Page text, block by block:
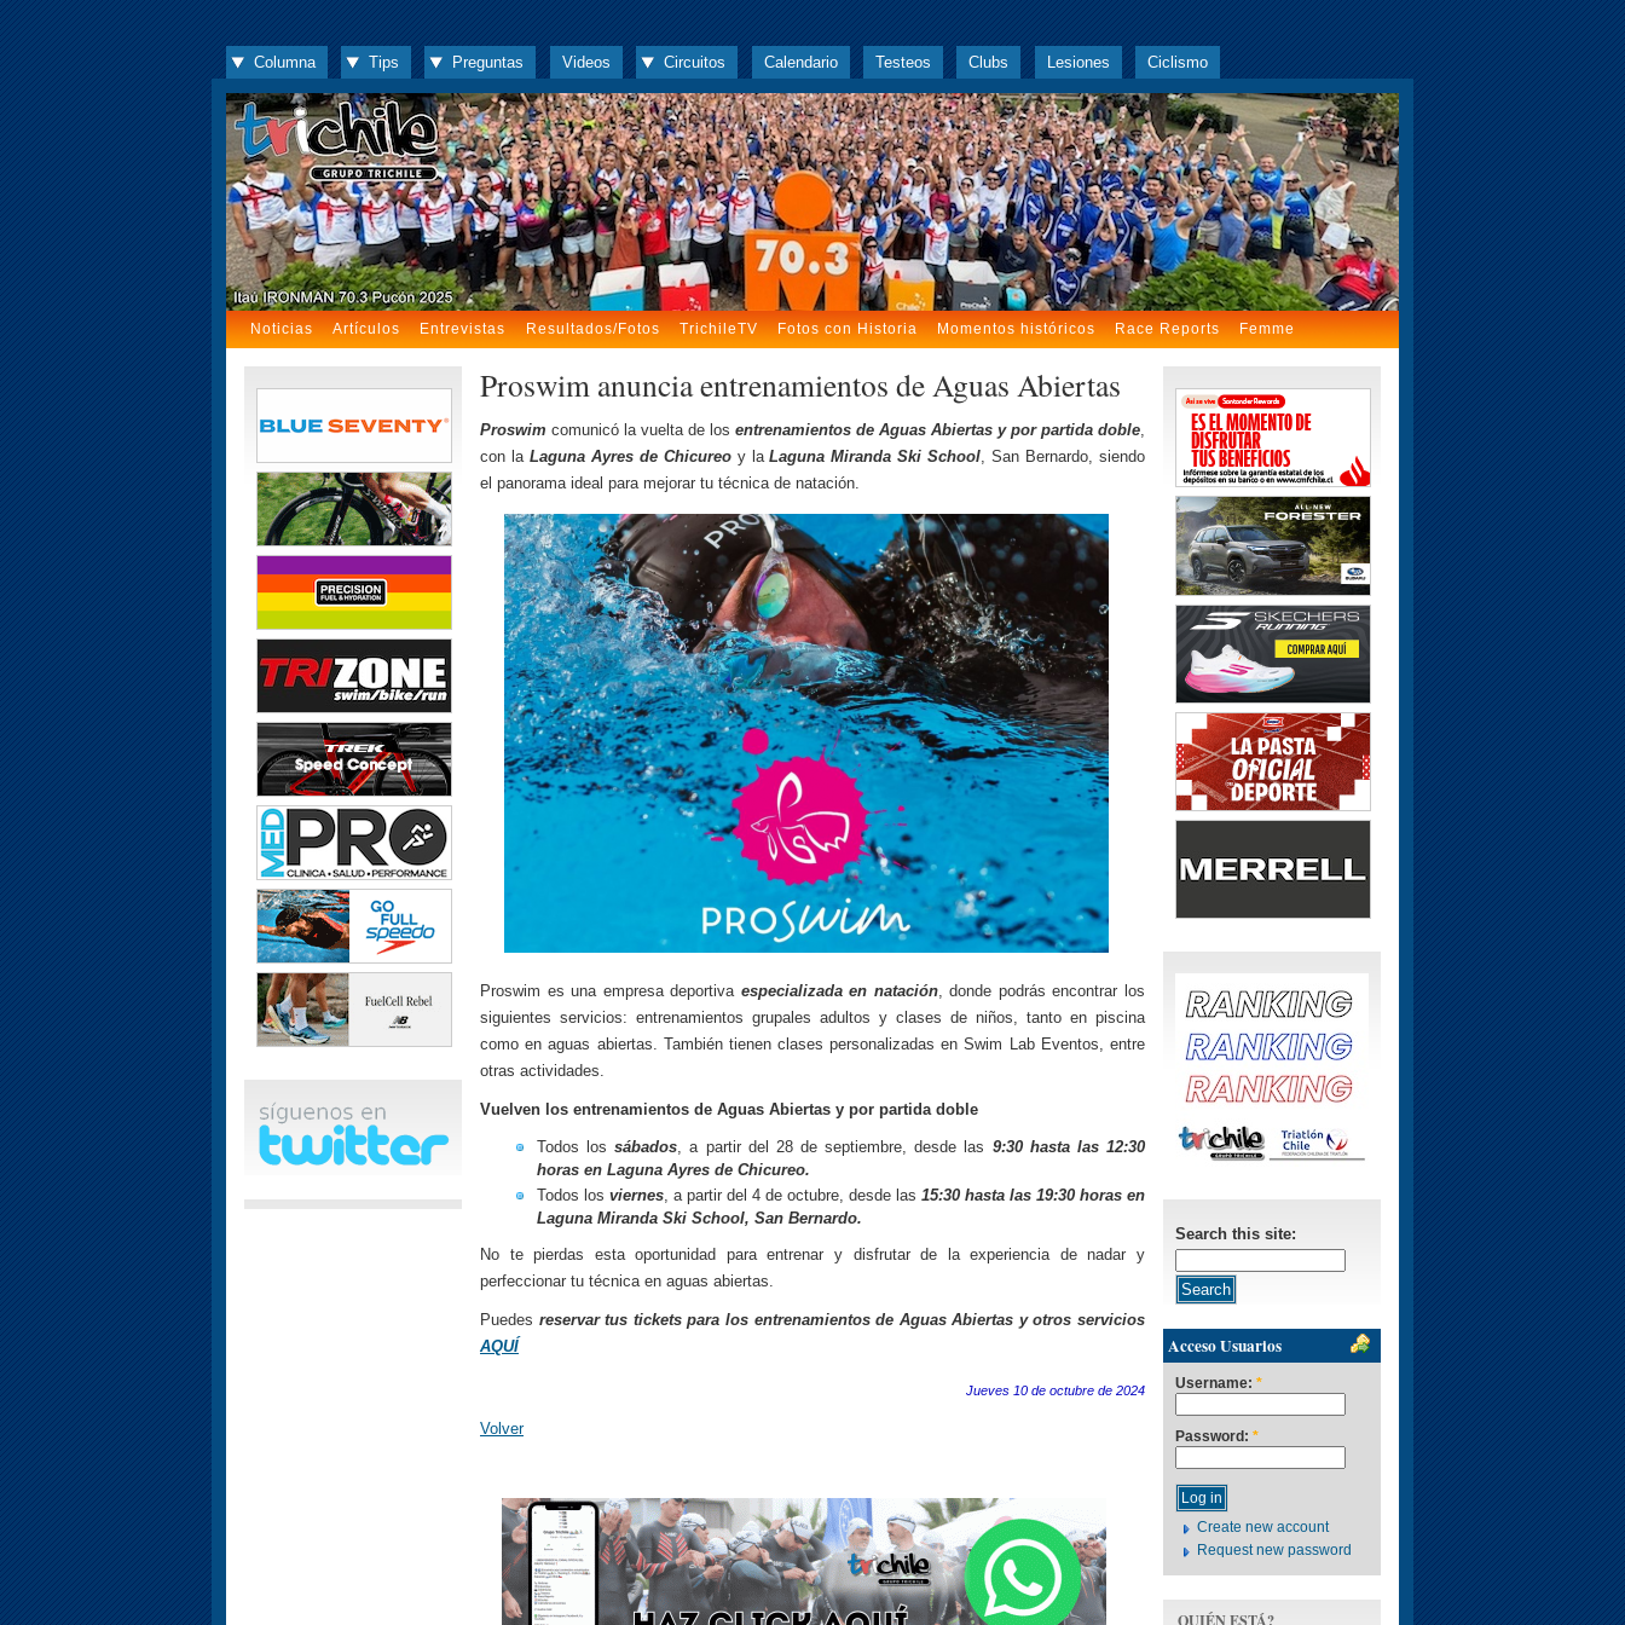
Columna Tips Preguntas Videos Circuitos Calendario Testeos Clubs Lesiones Ciclismo
Noticias Artículos Entrevistas Resultados/Fotos TrichileTV Fotos con Historia Momentos históricos Race Reports Femme
Proswim anuncia entrenamientos de Aguas Abiertas
Proswim comunicó la vuelta de los entrenamientos de Aguas Abiertas y por partida doble,
con la Laguna Ayres de Chicureoy laLaguna Miranda Ski School, San Bernardo, siendo
el panorama ideal para mejorar tu técnica de natación.
Proswim es una empresa deportiva especializada en natación, donde podrás encontrar los
siguientes servicios: entrenamientos grupales adultos y clases de niños, tanto en piscina
como en aguas abiertas. También tienen clases personalizadas en Swim Lab Eventos, entre
otras actividades.
Vuelven los entrenamientos de Aguas Abiertas y por partida doble
Todos lossábados, a partir del 28 de septiembre, desde las 9:30 hasta las 12:30
horas en Laguna Ayres de Chicureo.
Todos los viernes, a partir del 4 de octubre, desde las 15:30 hasta las 19:30 horas en
Laguna Miranda Ski School, San Bernardo.
No te pierdas esta oportunidad para entrenar y disfrutar de la experiencia de nadar y
perfeccionar tu técnica en aguas abiertas.
Puedes reservar tus tickets para los entrenamientos de Aguas Abiertas y otros servicios
AQUÍ
Jueves 10 de octubre de 2024
Volver
Search this site:
Acceso Usuarios
Username: *
Password: *
Create new account
Request new password
QUIÉN ESTÁ?